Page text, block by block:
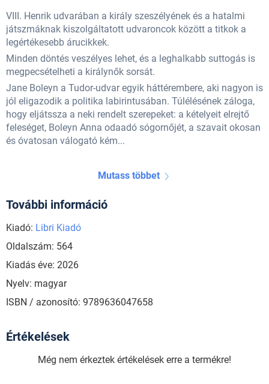
VIII. Henrik udvarában a király szeszélyének és a hatalmi
játszmáknak kiszolgáltatott udvaroncok között a titkok a
legértékesebb árucikkek.
Minden döntés veszélyes lehet, és a leghalkabb suttogás is
megpecsételheti a királynők sorsát.
Jane Boleyn a Tudor-udvar egyik háttérembere, aki nagyon is
jól eligazodik a politika labirintusában. Túlélésének záloga,
hogy eljátssza a neki rendelt szerepeket: a kételyeit elrejtő
feleséget, Boleyn Anna odaadó sógornőjét, a szavait okosan
és óvatosan válogató kém...
Mutass többet
További információ
Kiadó: Libri Kiadó
Oldalszám: 564
Kiadás éve: 2026
Nyelv: magyar
ISBN / azonosító: 9789636047658
Értékelések
Még nem érkeztek értékelések erre a termékre!